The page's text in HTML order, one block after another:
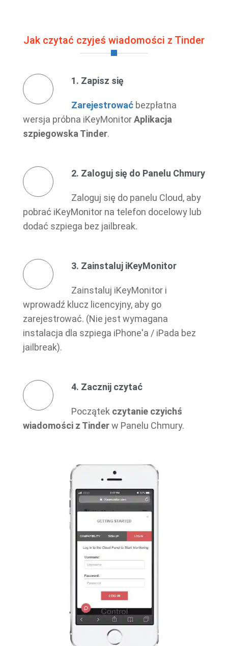
Jak czytać czyjeś wiadomości z Tinder
1. Zapisz się
Zarejestrować bezpłatna
wersja próbna iKeyMonitorAplikacja
szpiegowska Tinder.
2. Zaloguj się do Panelu Chmury
Zaloguj się do panelu Cloud, aby
pobrać iKeyMonitor na telefon docelowy lub
dodać szpiega bez jailbreak.
3. Zainstaluj iKeyMonitor
Zainstaluj iKeyMonitor i
wprowadź klucz licencyjny, aby go
zarejestrować. (Nie jest wymagana
instalacja dla szpiega iPhone'a / iPada bez
jailbreak).
4. Zacznij czytać
Początek czytanie czyichś
wiadomości z Tinderw Panelu Chmury.